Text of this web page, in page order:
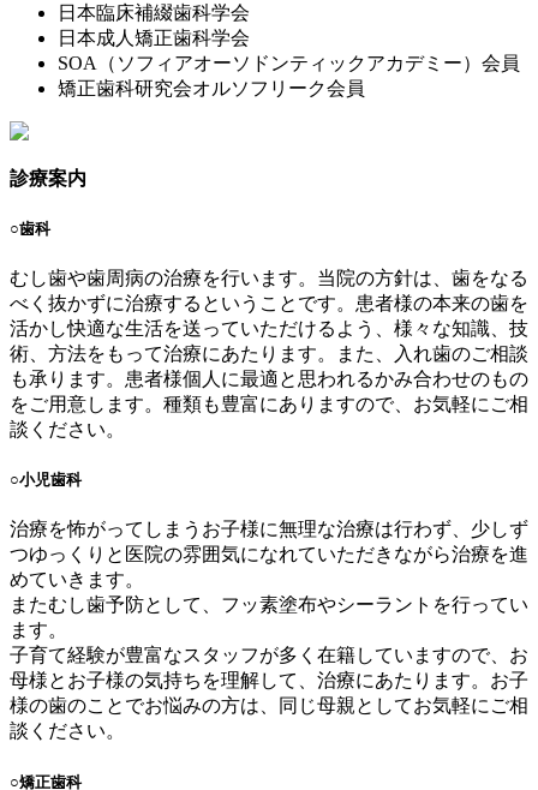
日本臨床補綴歯科学会
日本成人矯正歯科学会
SOA（ソフィアオーソドンティックアカデミー）会員
矯正歯科研究会オルソフリーク会員
診療案内
○歯科
むし歯や歯周病の治療を行います。当院の方針は、歯をなる
べく抜かずに治療するということです。患者様の本来の歯を
活かし快適な生活を送っていただけるよう、様々な知識、技
術、方法をもって治療にあたります。また、入れ歯のご相談
も承ります。患者様個人に最適と思われるかみ合わせのもの
をご用意します。種類も豊富にありますので、お気軽にご相
談ください。
○小児歯科
治療を怖がってしまうお子様に無理な治療は行わず、少しず
つゆっくりと医院の雰囲気になれていただきながら治療を進
めていきます。
またむし歯予防として、フッ素塗布やシーラントを行ってい
ます。
子育て経験が豊富なスタッフが多く在籍していますので、お
母様とお子様の気持ちを理解して、治療にあたります。お子
様の歯のことでお悩みの方は、同じ母親としてお気軽にご相
談ください。
○矯正歯科